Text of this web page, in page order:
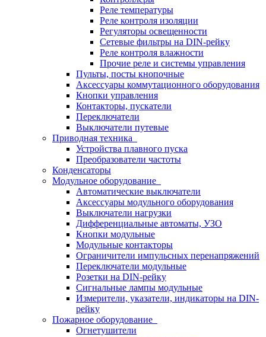
Реле температуры
Реле контроля изоляции
Регуляторы освещенности
Сетевые фильтры на DIN-рейку
Реле контроля влажности
Прочие реле и системы управления
Пульты, посты кнопочные
Аксессуары коммутационного оборудования
Кнопки управления
Контакторы, пускатели
Переключатели
Выключатели путевые
Приводная техника
Устройства плавного пуска
Преобразователи частоты
Конденсаторы
Модульное оборудование
Автоматические выключатели
Аксессуары модульного оборудования
Выключатели нагрузки
Дифференциальные автоматы, УЗО
Кнопки модульные
Модульные контакторы
Ограничители импульсных перенапряжений
Переключатели модульные
Розетки на DIN-рейку
Сигнальные лампы модульные
Измерители, указатели, индикаторы на DIN-
рейку
Пожарное оборудование
Огнетушители